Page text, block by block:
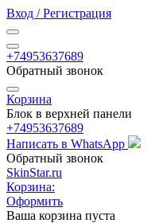
Вход / Регистрация
+74953637689
Обратный звонок
Корзина
Блок в верхней панели
+74953637689
Написать в WhatsApp
Обратный звонок
SkinStar.ru
Корзина:
Оформить
Ваша корзина пуста